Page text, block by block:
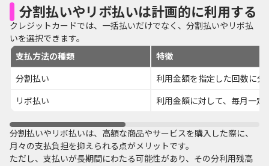
分割払いやリボ払いは計画的に利用する
クレジットカードでは、一括払いだけでなく、分割払いやリボ払
いを選択できます。
支払方法の種類
特徴
分割払い
利用金額を指定した回数に分
リボ払い
利用金額に対して、毎月一定
分割払いやリボ払いは、高額な商品やサービスを購入した際に、
月々の支払負担を抑えられる点がメリットです。
ただし、支払いが長期間にわたる可能性があり、その分利用残高